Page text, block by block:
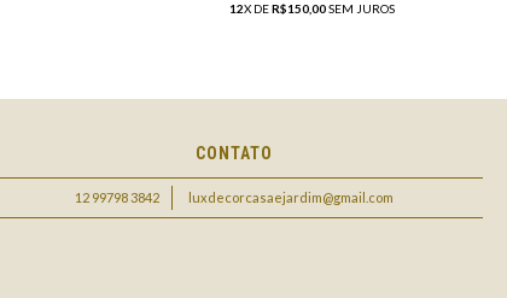
12X DER$150,00SEM JUROS
CONTATO
12 99798 3842 luxdecorcasaejardim@gmail.com